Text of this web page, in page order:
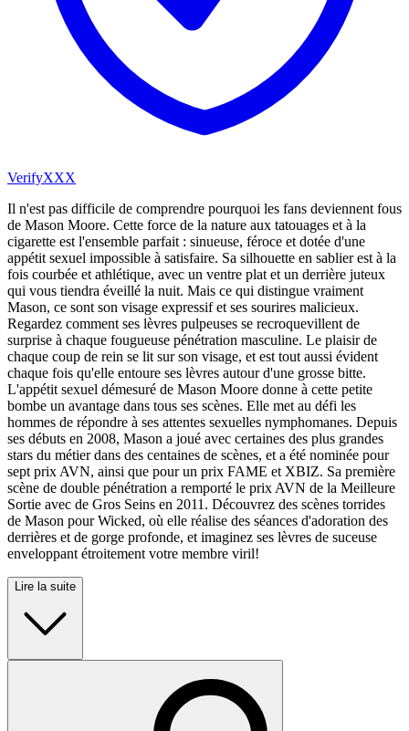
VerifyXXX
Il n'est pas difficile de comprendre pourquoi les fans deviennent fous
de Mason Moore. Cette force de la nature aux tatouages et à la
cigarette est l'ensemble parfait : sinueuse, féroce et dotée d'une
appétit sexuel impossible à satisfaire. Sa silhouette en sablier est à la
fois courbée et athlétique, avec un ventre plat et un derrière juteux
qui vous tiendra éveillé la nuit. Mais ce qui distingue vraiment
Mason, ce sont son visage expressif et ses sourires malicieux.
Regardez comment ses lèvres pulpeuses se recroquevillent de
surprise à chaque fougueuse pénétration masculine. Le plaisir de
chaque coup de rein se lit sur son visage, et est tout aussi évident
chaque fois qu'elle entoure ses lèvres autour d'une grosse bitte.
L'appétit sexuel démesuré de Mason Moore donne à cette petite
bombe un avantage dans tous ses scènes. Elle met au défi les
hommes de répondre à ses attentes sexuelles nymphomanes. Depuis
ses débuts en 2008, Mason a joué avec certaines des plus grandes
stars du métier dans des centaines de scènes, et a été nominée pour
sept prix AVN, ainsi que pour un prix FAME et XBIZ. Sa première
scène de double pénétration a remporté le prix AVN de la Meilleure
Sortie avec de Gros Seins en 2011. Découvrez des scènes torrides
de Mason pour Wicked, où elle réalise des séances d'adoration des
derrières et de gorge profonde, et imaginez ses lèvres de suceuse
enveloppant étroitement votre membre viril!
Lire la suite